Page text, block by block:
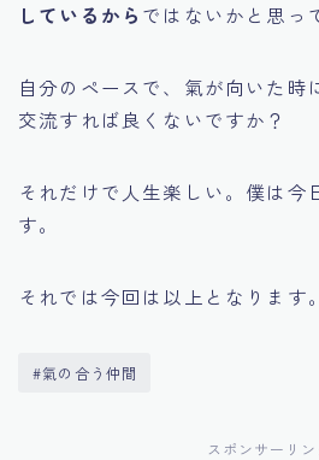
しているから ではないかと思っ
自分のペースで、氣が向いた時
交流すれば良くないですか？
それだけで人生楽しい。僕は今
す。
それでは今回は以上となります。
#氣の合う仲間
スポンサーリン